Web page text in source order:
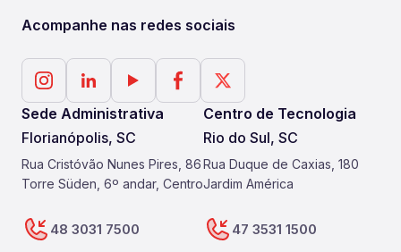
Acompanhe nas redes sociais
Sede Administrativa
Florianópolis, SC
Rua Cristóvão Nunes Pires, 86
Torre Süden, 6º andar, Centro
48 3031 7500
Centro de Tecnologia
Rio do Sul, SC
Rua Duque de Caxias, 180
Jardim América
47 3531 1500